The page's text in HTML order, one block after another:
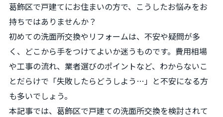
葛飾区で戸建てにお住まいの方で、こうしたお悩みをお
持ちではありませんか？
初めての洗面所交換やリフォームは、不安や疑問が多
く、どこから手をつけてよいか迷うものです。費用相場
や工事の流れ、業者選びのポイントなど、わからないこ
とだらけで「失敗したらどうしよう…」と不安になる方
も多いでしょう。
本記事では、葛飾区で戸建ての洗面所交換を検討されて